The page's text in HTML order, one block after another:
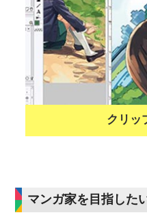
クリッ
マンガ家を目指した